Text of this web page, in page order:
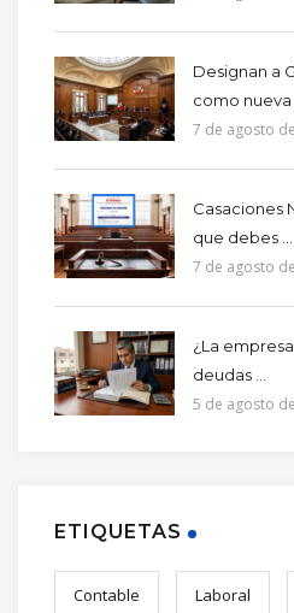
Designan a
como nueva
7 de agosto
Casaciones
que debes ...
7 de agosto
¿La
deudas ...
5 de agosto
ETIQUETAS
Contable Laboral